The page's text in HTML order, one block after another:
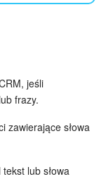
jeśli
frazy.
zawierające słowa
lub słowa